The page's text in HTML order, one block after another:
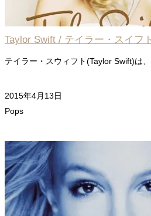
Taylor Swift / テイラー・スイフト
テイラー・スウィフト(Taylor Swift)は
2015年4月13日
Pops